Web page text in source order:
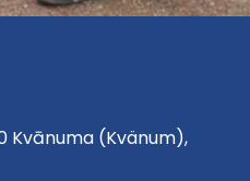
Kvānuma (Kvänum),